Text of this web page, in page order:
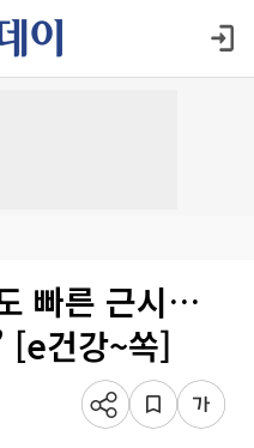
빠른 근시…
[e건강~쏙]